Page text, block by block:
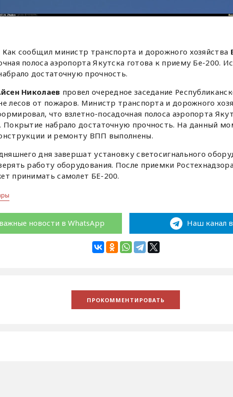
Как сообщил министр транспорта и дорожного хозяйства
полоса аэропорта Якутска готова к приему Бе-200.
достаточную прочность.
Николаев провел очередное заседание
лесов от пожаров. Министр транспорта и дорожного
что взлетно-посадочная полоса аэропорта
Покрытие набрало достаточную прочность. На данный
и ремонту ВПП выполнены.
дня завершат установку светосигнального
работу оборудования. После приемки
принимать самолет БЕ-200.
новости в WhatsApp Наш канал